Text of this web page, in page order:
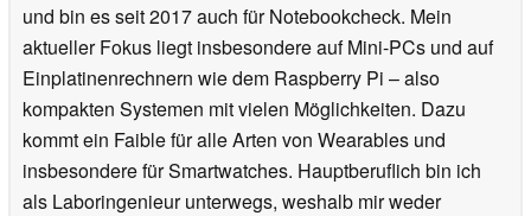
und bin es seit 2017 auch für Notebookcheck. Mein
aktueller Fokus liegt insbesondere auf Mini-PCs und auf
Einplatinenrechnern wie dem Raspberry Pi – also
kompakten Systemen mit vielen Möglichkeiten. Dazu
kommt ein Faible für alle Arten von Wearables und
insbesondere für Smartwatches. Hauptberuflich bin ich
als Laboringenieur unterwegs, weshalb mir weder